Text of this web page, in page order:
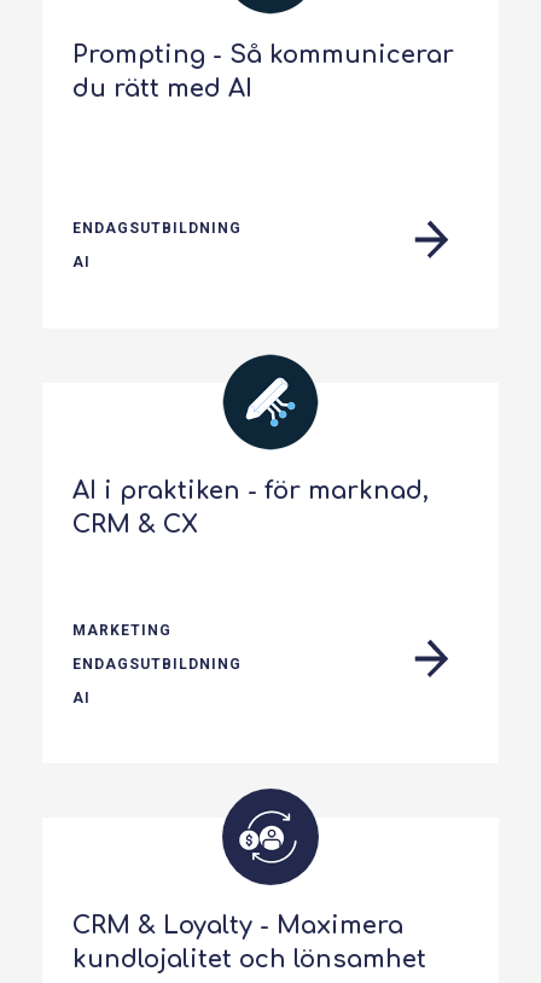
Prompting - Så kommunicerar
du rätt med AI
ENDAGSUTBILDNING
AI
AI i praktiken - för marknad,
CRM & CX
MARKETING
ENDAGSUTBILDNING
AI
CRM & Loyalty - Maximera
kundlojalitet och lönsamhet